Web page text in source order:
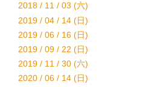
2018 / 11 / 03 (六)
2019 / 04 / 14 (日)
2019 / 06 / 16 (日)
2019 / 09 / 22 (日)
2019 / 11 / 30 (六)
2020 / 06 / 14 (日)